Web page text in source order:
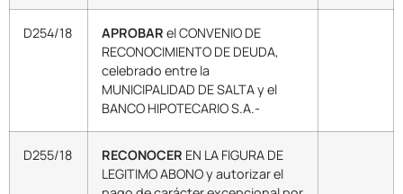
D254/18 APROBAR el CONVENIO DE
RECONOCIMIENTO DE DEUDA,
celebrado entre la
MUNICIPALIDAD DE SALTA y el
BANCO HIPOTECARIO S.A.-
D255/18 RECONOCER EN LA FIGURA DE
LEGITIMO ABONO y autorizar el